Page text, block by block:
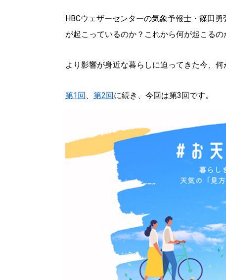
HBCウェザーセンターの気象予報士・篠田
が起こっているのか？これから何が起こるの
より影響が身近な暮らしに迫ってきた今、
第1回、 第2回に続き、今回は第3回です。